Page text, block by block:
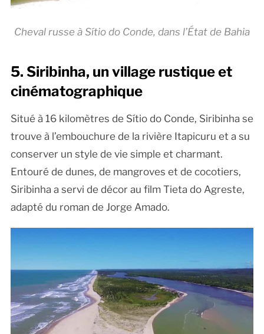
Cheval russe à Sítio do Conde, dans l’État de Bahia
5. Siribinha, un village rustique et
cinématographique
Situé à 16 kilomètres de Sítio do Conde, Siribinha se
trouve à l’embouchure de la rivière Itapicuru et a su
conserver un style de vie simple et charmant.
Entouré de dunes, de mangroves et de cocotiers,
Siribinha a servi de décor au film Tieta do Agreste,
adapté du roman de Jorge Amado.